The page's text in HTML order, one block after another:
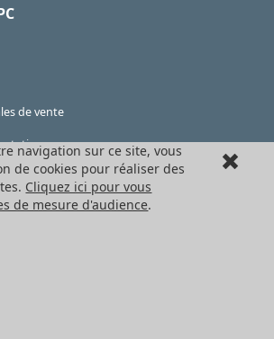
de vente
navigation sur ce site, vous
de cookies pour réaliser des
Cliquez ici pour vous
de mesure d'audience.